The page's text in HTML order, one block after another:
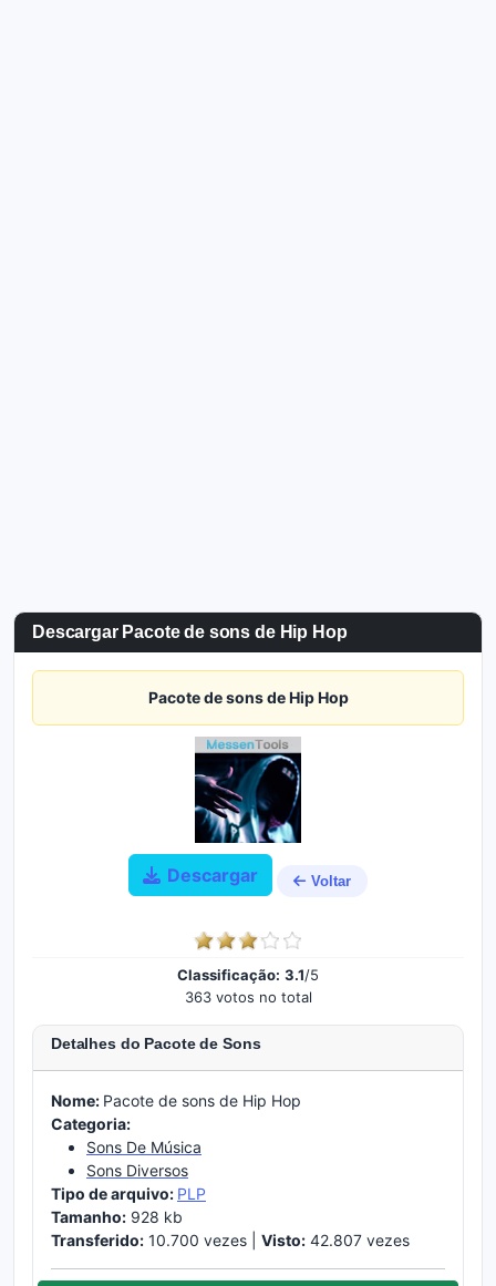
Descargar Pacote de sons de Hip Hop
Pacote de sons de Hip Hop
Descargar Voltar
Classificação: 3.1/5
363 votos no total
Detalhes do Pacote de Sons
Nome: Pacote de sons de Hip Hop
Categoria:
Sons De Música
Sons Diversos
Tipo de arquivo: PLP
Tamanho: 928 kb
Transferido: 10.700 vezes | Visto: 42.807 vezes